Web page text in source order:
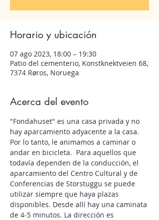
Horario y ubicación
07 ago 2023, 18:00 – 19:30
Patio del cementerio, Konstknektveien 68,
7374 Røros, Noruega
Acerca del evento
"Fondahuset" es una casa privada y no
hay aparcamiento adyacente a la casa.
Por lo tanto, le animamos a caminar o
andar en bicicleta.  Para aquellos que
todavía dependen de la conducción, el
aparcamiento del Centro Cultural y de
Conferencias de Storstuggu se puede
utilizar siempre que haya plazas
disponibles. Desde allí hay una caminata
de 4-5 minutos. La dirección es